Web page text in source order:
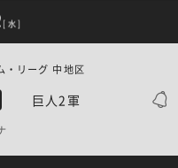
[水]
巨人2軍
リーグ 中地区